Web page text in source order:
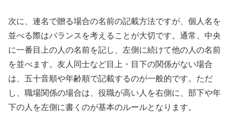
次に、連名で贈る場合の名前の記載方法ですが、個人名を
並べる際はバランスを考えることが大切です。通常、中央
に一番目上の人の名前を記し、左側に続けて他の人の名前
を並べます。友人同士など目上・目下の関係がない場合
は、五十音順や年齢順で記載するのが一般的です。ただ
し、職場関係の場合は、役職が高い人を右側に、部下や年
下の人を左側に書くのが基本のルールとなります。